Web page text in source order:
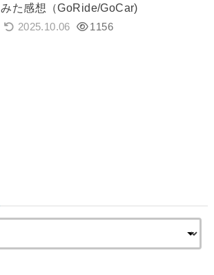
みた感想（GoRide/GoCar)
2025.10.06 1156